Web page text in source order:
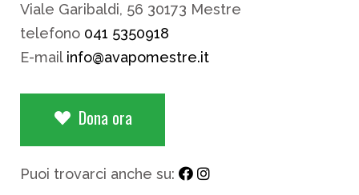
Viale Garibaldi, 56 30173 Mestre
telefono 041 5350918
E-mail info@avapomestre.it
Dona ora
Puoi trovarci anche su: